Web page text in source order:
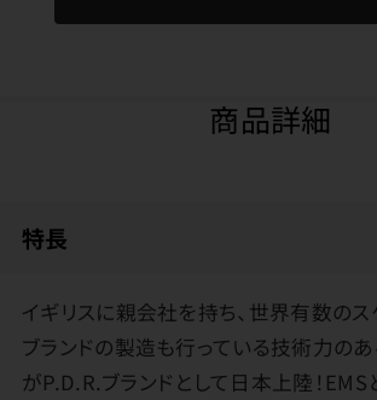
商品詳細
特長
イギリスに親会社を持ち、世界有数の
ブランドの製造も行っている技術力の
がP.D.R.ブランドとして日本上陸！